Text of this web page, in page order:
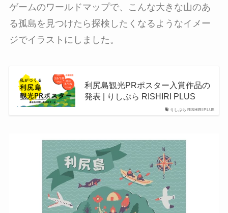
ゲームのワールドマップで、こんな大きな山のあ
る孤島を見つけたら探検したくなるようなイメー
ジでイラストにしました。
りしぷら RISHIRI PLUS
利尻島観光PRポスター入賞作品の
発表 | りしぷら RISHIRI PLUS